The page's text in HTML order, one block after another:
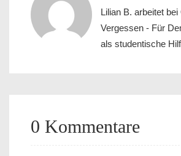
Lilian B. arbeitet bei
Vergessen - Für
als studentische
0 Kommentare